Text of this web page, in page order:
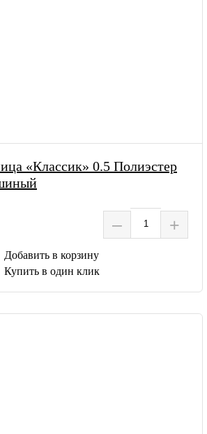
«Классик» 0.5 Полиэстер
– +
Добавить в корзину
Купить в один клик